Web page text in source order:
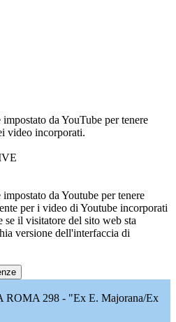
da YouTube per tenere
video incorporati.
da Youtube per tenere
per i video di Youtube incorporati
se il visitatore del sito web sta
versione dell'interfaccia di
ROMA 298 - "Ex E. Majorana/Ex